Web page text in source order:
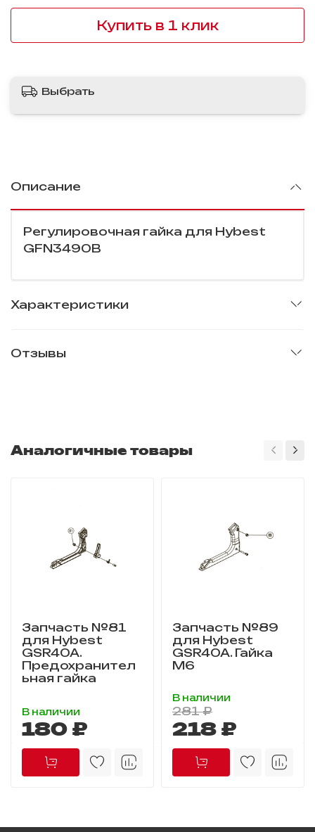
Купить в 1 клик
Выбрать
Описание
Регулировочная гайка для Hybest
GFN3490B
Характеристики
Отзывы
Аналогичные товары
Запчасть №81
для Hybest
GSR40A.
Предохранител
ьная гайка
В наличии
180 ₽
Запчасть №89
для Hybest
GSR40A. Гайка
М6
В наличии
281 ₽
218 ₽